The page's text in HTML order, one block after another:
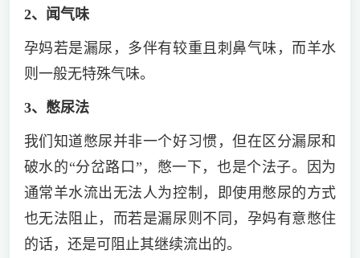
2、闻气味
孕妈若是漏尿，多伴有较重且刺鼻气味，而羊水
则一般无特殊气味。
3、憋尿法
我们知道憋尿并非一个好习惯，但在区分漏尿和
破水的“分岔路口”，憋一下，也是个法子。因为
通常羊水流出无法人为控制，即使用憋尿的方式
也无法阻止，而若是漏尿则不同，孕妈有意憋住
的话，还是可阻止其继续流出的。